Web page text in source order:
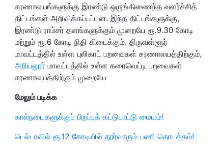
சரணாலயங்களுக்கு இரண்டு ஒருங்கிணைந்த வளர்ச்சித்
திட்டங்கள் அறிவிக்கப்பட்டன. இந்த திட்டங்களுக்கு,
இரண்டு ராம்சர் தளங்களுக்கும் முறையே ரூ.9.30 கோடி
மற்றும் ரூ.6 கோடி நிதி கிடைக்கும். திருவள்ளூர்
மாவட்டத்தில் உள்ள புலிகாட் பறவைகள் சரணாலயத்திற்கும்,
அரியலூர் மாவட்டத்தில் உள்ள கரைவெட்டி பறவைகள்
சரணாலயத்திற்கும் முறையே
மேலும் படிக்க
கால்நடைகளுக்குப் பிறப்புக் கட்டுபாட்டு மையம்!
டெல்டாவில் ரூ.12 கோடியில் தூர்வாரும் பணி தொடக்கம்!